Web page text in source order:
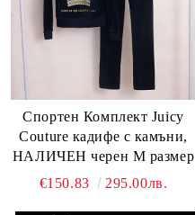
Спортен Комплект Juicy
Couture кадифе с камъни,
НАЛИЧЕН черен M размер
€150.83
295.00лв.